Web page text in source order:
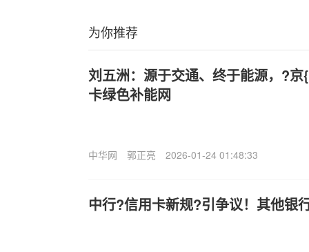
为你推荐
刘五洲：源于交通、终于能源，?
卡绿色补能网
中华网 郭正亮 2026-01-24 01:48:33
中行?信用卡新规?引争议！其他银